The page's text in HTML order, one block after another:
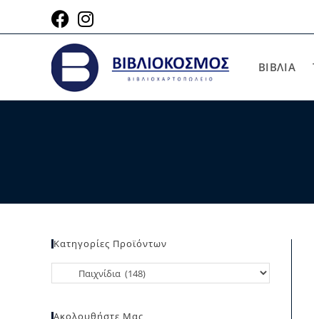
ΒΙΒΛΙΑ
Κατηγορίες Προϊόντων
Ακολουθήστε Μας